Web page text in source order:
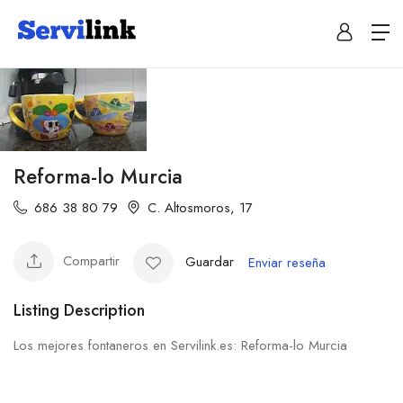
Reforma-lo Murcia
686 38 80 79 C. Altosmoros, 17
Compartir Guardar Enviar reseña
Listing Description
Los mejores fontaneros en Servilink.es: Reforma-lo Murcia